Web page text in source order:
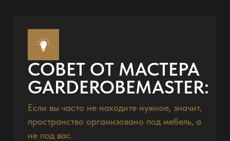
СОВЕТ ОТ МАСТЕРА
GARDEROBEMASTER:
Если вы часто не находите нужное, значит,
пространство организовано под мебель, а
не под вас.